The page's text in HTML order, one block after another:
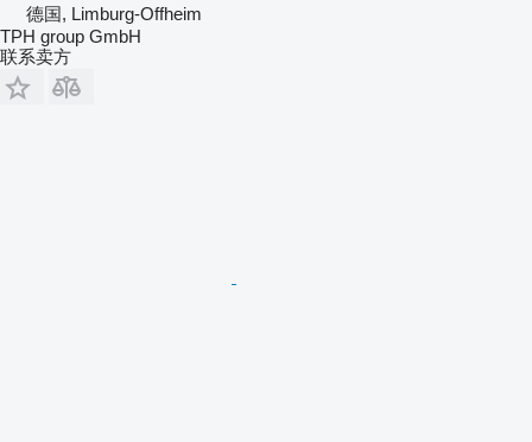
德国, Limburg-Offheim
TPH group GmbH
联系卖方